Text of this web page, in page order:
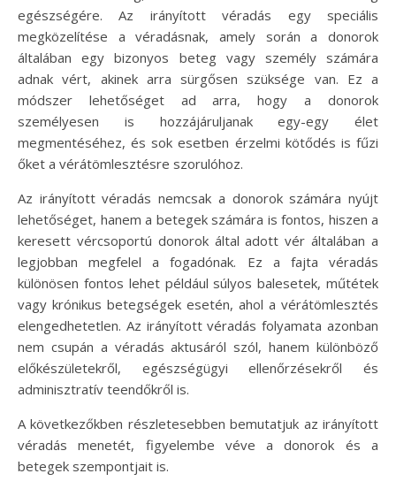
egészségére. Az irányított véradás egy speciális
megközelítése a véradásnak, amely során a donorok
általában egy bizonyos beteg vagy személy számára
adnak vért, akinek arra sürgősen szüksége van. Ez a
módszer lehetőséget ad arra, hogy a donorok
személyesen is hozzájáruljanak egy-egy élet
megmentéséhez, és sok esetben érzelmi kötődés is fűzi
őket a vérátömlesztésre szorulóhoz.
Az irányított véradás nemcsak a donorok számára nyújt
lehetőséget, hanem a betegek számára is fontos, hiszen a
keresett vércsoportú donorok által adott vér általában a
legjobban megfelel a fogadónak. Ez a fajta véradás
különösen fontos lehet például súlyos balesetek, műtétek
vagy krónikus betegségek esetén, ahol a vérátömlesztés
elengedhetetlen. Az irányított véradás folyamata azonban
nem csupán a véradás aktusáról szól, hanem különböző
előkészületekről, egészségügyi ellenőrzésekről és
adminisztratív teendőkről is.
A következőkben részletesebben bemutatjuk az irányított
véradás menetét, figyelembe véve a donorok és a
betegek szempontjait is.